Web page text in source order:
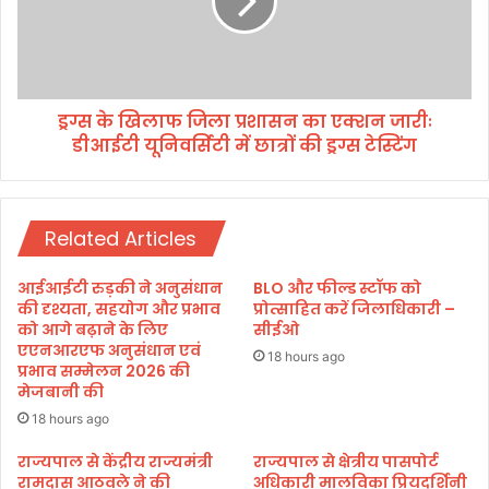
ट्ट
श्र
द्धां
लि
,
अ
धू
रे
स
नों
को
प्र
क्श
न
जा
रीः
डी
आ
ई
टी
यू
व
ड्रग्स के खिलाफ जिला प्रशासन का एक्शन जारीः
डीआईटी यूनिवर्सिटी में छात्रों की ड्रग्स टेस्टिंग
Related Articles
आईआईटी रुड़की ने अनुसंधान
की दृश्यता, सहयोग और प्रभाव
को आगे बढ़ाने के लिए
एएनआरएफ अनुसंधान एवं
प्रभाव सम्मेलन 2026 की
मेजबानी की
18 hours ago
BLO और फील्ड स्टॉफ को
प्रोत्साहित करें जिलाधिकारी –
सीईओ
18 hours ago
राज्यपाल से केंद्रीय राज्यमंत्री
रामदास आठवले ने की
राज्यपाल से क्षेत्रीय पासपोर्ट
अधिकारी मालविका प्रियदर्शिनी